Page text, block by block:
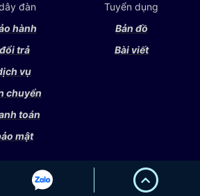
đàn
hành
trả
vụ
chuyển
toán
mật
Tuyển dụng
Bản đồ
Bài viết